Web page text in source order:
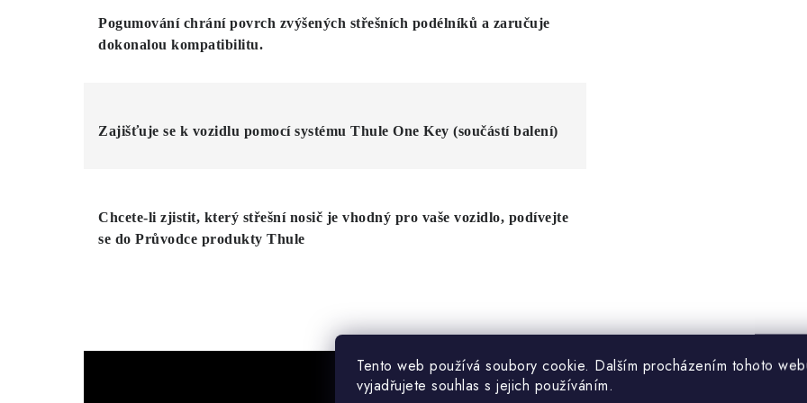
Tento web používá soubory cookie. Dalším procházením tohoto
vyjadřujete souhlas s jejich používáním.
Pogumování chrání povrch zvýšených střešních podélníků a zaručuje
dokonalou kompatibilitu.
Zajišťuje se k vozidlu pomocí systému Thule One Key (součástí balení)
Chcete-li zjistit, který střešní nosič je vhodný pro vaše vozidlo, podívejte
se do Průvodce produkty Thule